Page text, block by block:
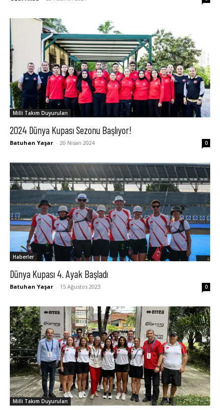
Milli Takım Duyuruları
2024 Dünya Kupası Sezonu Başlıyor!
Batuhan Yaşar - 20 Nisan 2024 0
Haberler
Dünya Kupası 4. Ayak Başladı
Batuhan Yaşar - 15 Ağustos 2023 0
Milli Takım Duyuruları